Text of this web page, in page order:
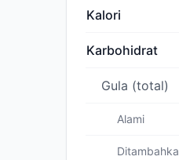
Kalori
Karbohidrat
Gula (total)
Alami